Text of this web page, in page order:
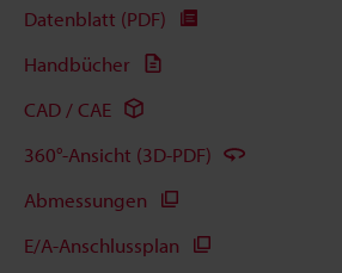
Datenblatt (PDF)
Handbücher
CAD / CAE
360°-Ansicht (3D-PDF)
Abmessungen
E/A-Anschlussplan